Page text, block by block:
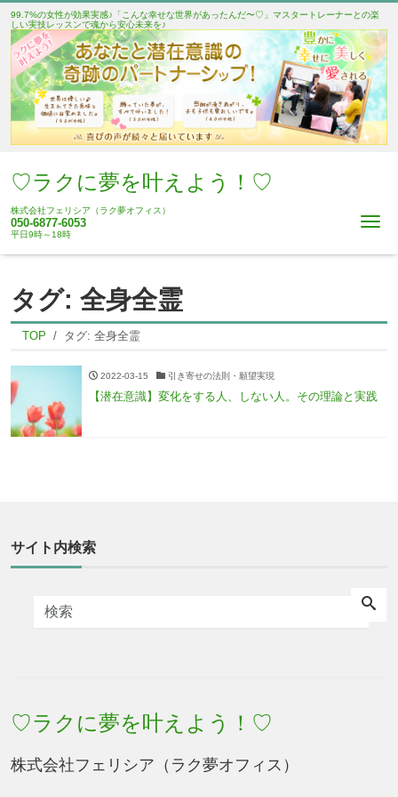
99.7%の女性が効果実感♪「こんな幸せな世界があったんだ〜♡」マスタートレーナーとの楽
しい実技レッスンで魂から安心未来を♪
♡ラクに夢を叶えよう！♡
株式会社フェリシア（ラク夢オフィス）
050-6877-6053
平日9時～18時
タグ: 全身全霊
TOP タグ: 全身全霊
2022-03-15 引き寄せの法則・願望実現
【潜在意識】変化をする人、しない人。その理論と実践
サイト内検索
♡ラクに夢を叶えよう！♡
株式会社フェリシア（ラク夢オフィス）